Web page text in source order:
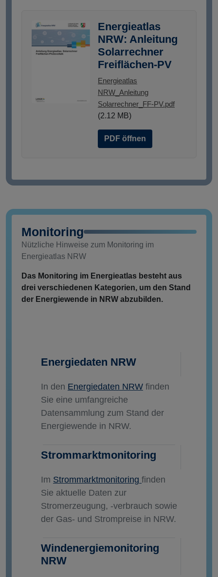
Energieatlas
NRW: Anleitung
Solarrechner
Freiflächen-PV
Energieatlas
NRW_Anleitung
Solarrechner_FF-PV.pdf
(2.12 MB)
PDF öffnen
Monitoring
Nützliche Hinweise zum Monitoring im
Energieatlas NRW
Das Monitoring im Energieatlas besteht aus
drei verschiedenen Kategorien, um den Stand
der Energiewende in NRW abzubilden.
Energiedaten NRW
In den Energiedaten NRW finden
Sie eine umfangreiche
Datensammlung zum Stand der
Energiewende in NRW.
Strommarktmonitoring
Im Strommarktmonitoring finden
Sie aktuelle Daten zur
Stromerzeugung, -verbrauch sowie
der Gas- und Strompreise in NRW.
Windenergiemonitoring
NRW